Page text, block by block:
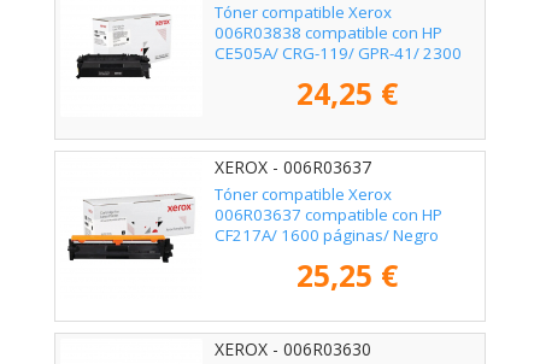
Tóner compatible Xerox
006R03838 compatible con HP
CE505A/ CRG-119/ GPR-41/ 2300
24,25 €
XEROX - 006R03637
Tóner compatible Xerox
006R03637 compatible con HP
CF217A/ 1600 páginas/ Negro
25,25 €
XEROX - 006R03630